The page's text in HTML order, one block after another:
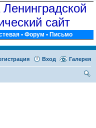
сайт
• Форум • Письмо
Галерея
Вход